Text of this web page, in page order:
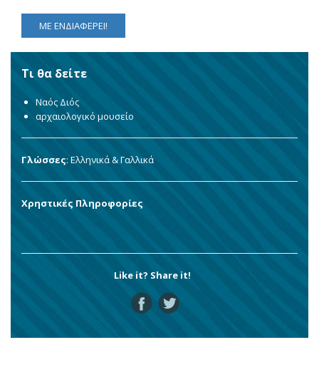
ΜΕ ΕΝΔΙΑΦΕΡΕΙ!
Τι θα δείτε
Ναός Διός
αρχαιολογικό μουσείο
Γλώσσες: Ελληνικά & Γαλλικά
Χρηστικές Πληροφορίες
Like it? Share it!